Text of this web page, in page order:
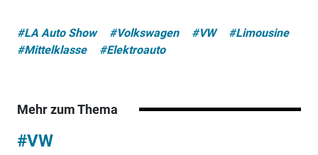
#LA Auto Show #Volkswagen #VW
#Limousine
#Mittelklasse
#Elektroauto
Mehr zum Thema
#VW